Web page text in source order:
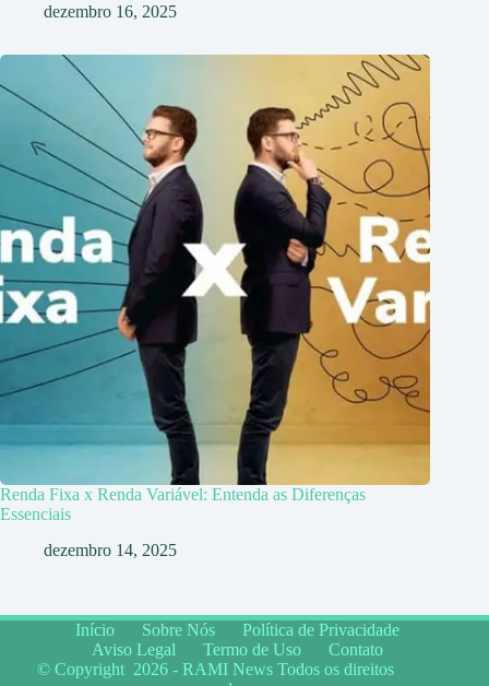
dezembro 16, 2025
Renda Fixa x Renda Variável: Entenda as Diferenças
Essenciais
dezembro 14, 2025
Início Sobre Nós
Política de Privacidade
Aviso Legal
Termo de Uso
Contato
© Copyright 2026 - RAMI News Todos os direitos